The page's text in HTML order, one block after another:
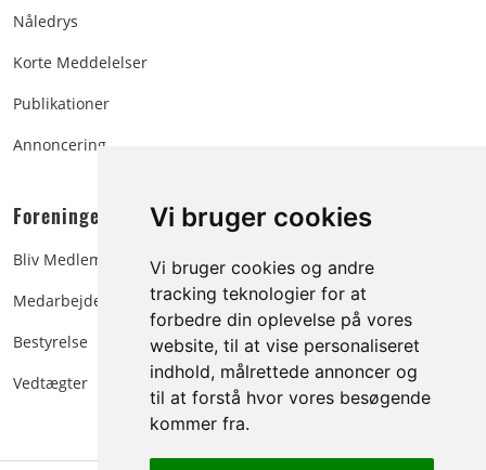
Vi bruger cookies
Vi bruger cookies og andre
tracking teknologier for at
forbedre din oplevelse på vores
website, til at vise personaliseret
indhold, målrettede annoncer og
til at forstå hvor vores besøgende
kommer fra.
Nåledrys
Korte Meddelelser
Publikationer
Annoncering
Foreningen:
Bliv Medlem
Medarbejdere
Bestyrelse
Vedtægter